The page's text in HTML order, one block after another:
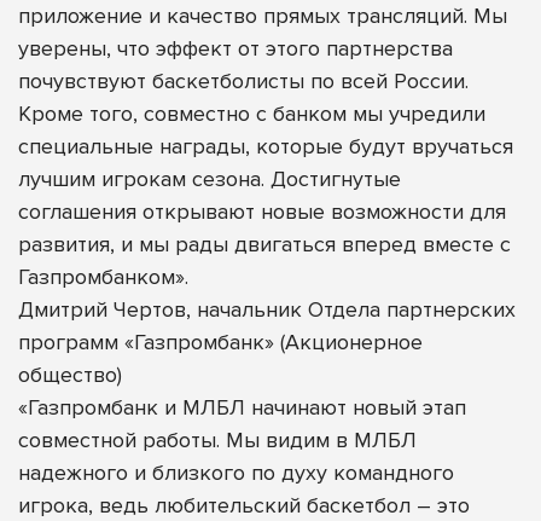
приложение и качество прямых трансляций. Мы
уверены, что эффект от этого партнерства
почувствуют баскетболисты по всей России.
Кроме того, совместно с банком мы учредили
специальные награды, которые будут вручаться
лучшим игрокам сезона. Достигнутые
соглашения открывают новые возможности для
развития, и мы рады двигаться вперед вместе с
Газпромбанком».
Дмитрий Чертов, начальник Отдела партнерских
программ «Газпромбанк» (Акционерное
общество)
«Газпромбанк и МЛБЛ начинают новый этап
совместной работы. Мы видим в МЛБЛ
надежного и близкого по духу командного
игрока, ведь любительский баскетбол – это